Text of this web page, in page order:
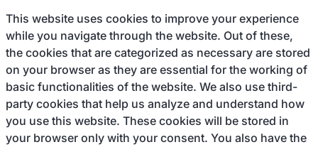
This website uses cookies to improve your experience
while you navigate through the website. Out of these,
the cookies that are categorized as necessary are stored
on your browser as they are essential for the working of
basic functionalities of the website. We also use third-
party cookies that help us analyze and understand how
you use this website. These cookies will be stored in
your browser only with your consent. You also have the